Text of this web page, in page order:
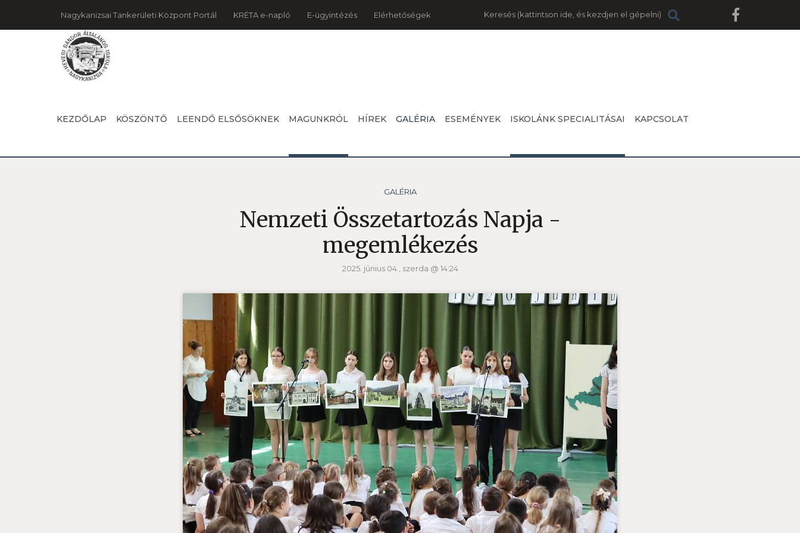
Nagykanizsai Tankerületi Központ Portál KRÉTA e-napló E-ügyintézés Elérhetőségek Keresés
KEZDŐLAP KÖSZÖNTŐ LEENDŐ ELSŐSÖKNEK MAGUNKRÓL HÍREK GALÉRIA ESEMÉNYEK ISKOLÁNK SPECIALITÁSAI KAPCSOLAT
GALÉRIA
Nemzeti Összetartozás Napja -
megemlékezés
2025. június 04., szerda @ 14:24